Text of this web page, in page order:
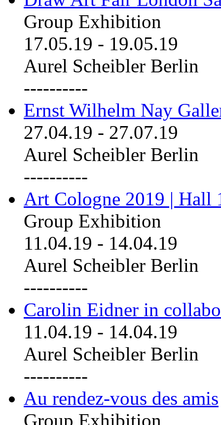
Group Exhibition
17.05.19 - 19.05.19
Aurel Scheibler Berlin
----------
Ernst Wilhelm Nay
27.04.19 - 27.07.19
Aurel Scheibler Berlin
----------
Art Cologne 2019 | Hall
Group Exhibition
11.04.19 - 14.04.19
Aurel Scheibler Berlin
----------
Carolin Eidner in
11.04.19 - 14.04.19
Aurel Scheibler Berlin
----------
Au rendez-vous des amis
Group Exhibition